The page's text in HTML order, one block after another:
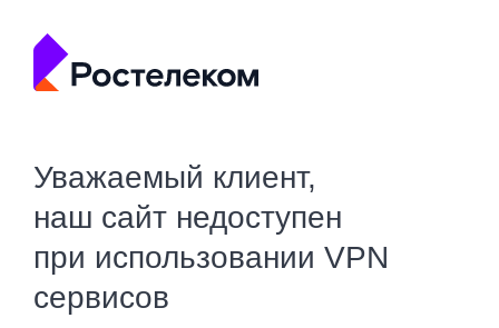
Уважаемый клиент,
наш сайт недоступен
при использовании VPN
сервисов